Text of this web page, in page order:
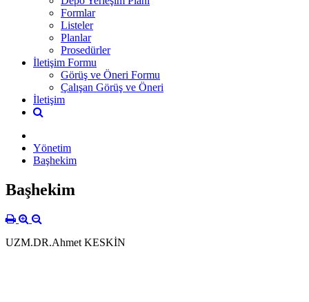
Formlar
Listeler
Planlar
Prosedürler
İletişim Formu
Görüş ve Öneri Formu
Çalışan Görüş ve Öneri
İletişim
Yönetim
Başhekim
Başhekim
UZM.DR.Ahmet KESKİN